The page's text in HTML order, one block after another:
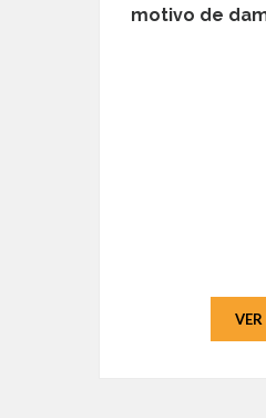
motivo de
VER